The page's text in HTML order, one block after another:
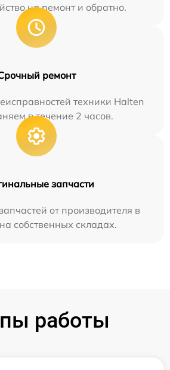
на ремонт и обратно.
ремонт
техники Halten
в течение 2 часов.
запчасти
от производителя в
собственных складах.
работы